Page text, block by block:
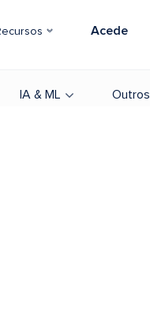
Acede
IA & ML Outros